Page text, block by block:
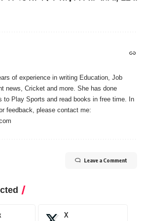
of experience in writing Education, Job
news, Cricket and more. She has done
to Play Sports and read books in free time. In
feedback, please contact me:
Leave a Comment
X